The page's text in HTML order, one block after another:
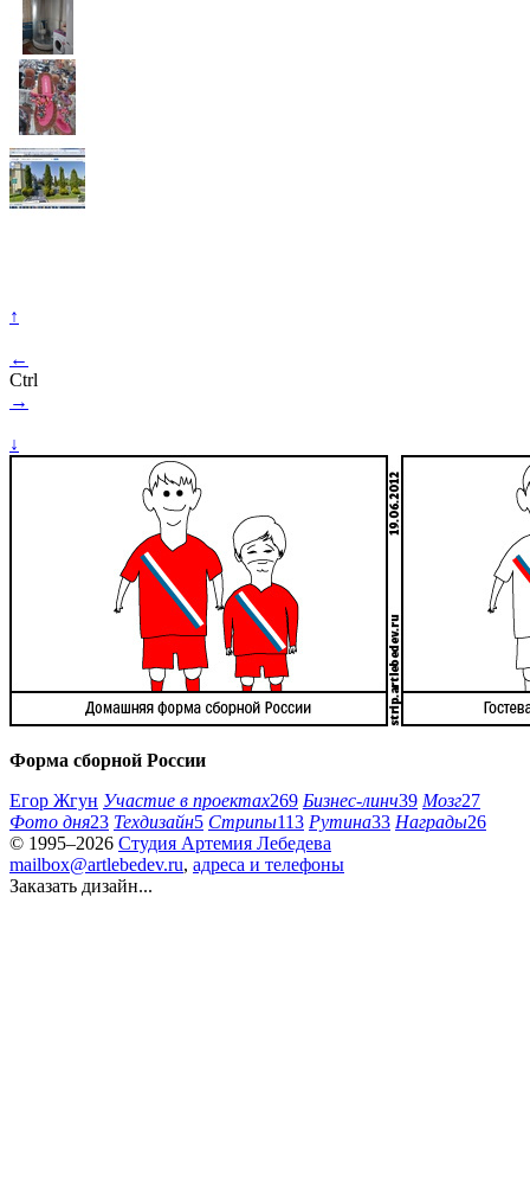
↑
←
Ctrl
→
↓
Форма сборной России
Егор Жгун Участие в проектах269 Бизнес-линч39 Мозг27
Фото дня23 Техдизайн5 Стрипы113 Рутина33 Награды26
© 1995–2026 Студия Артемия Лебедева
mailbox@artlebedev.ru, адреса и телефоны
Заказать дизайн...